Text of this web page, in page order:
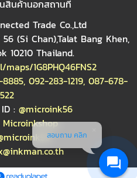
สินค้านอกสถานที่
Trade Co.,Ltd
(Si Chan),Talat Bang Khen,
10210 Thailand.
1G8PHQ46FNS2
, 092-283-1219, 087-678-
: @microink56
Microinkshop
สอบถาม คลิก